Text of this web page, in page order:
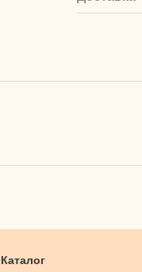
Каталог